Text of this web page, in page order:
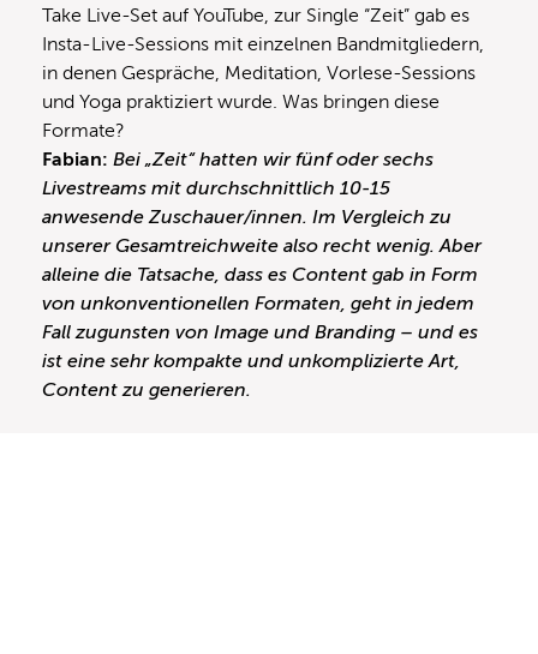
Take Live-Set auf YouTube, zur Single “Zeit” gab es
Insta-Live-Sessions mit einzelnen Bandmitgliedern,
in denen Gespräche, Meditation, Vorlese-Sessions
und Yoga praktiziert wurde. Was bringen diese
Formate?
Fabian: Bei „Zeit“ hatten wir fünf oder sechs
Livestreams mit durchschnittlich 10-15
anwesende Zuschauer/innen. Im Vergleich zu
unserer Gesamtreichweite also recht wenig. Aber
alleine die Tatsache, dass es Content gab in Form
von unkonventionellen Formaten, geht in jedem
Fall zugunsten von Image und Branding – und es
ist eine sehr kompakte und unkomplizierte Art,
Content zu generieren.